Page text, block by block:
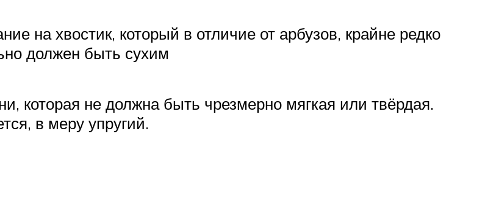
на хвостик, который в отличие от арбузов, крайне редко
должен быть сухим
которая не должна быть чрезмерно мягкая или твёрдая.
в меру упругий.